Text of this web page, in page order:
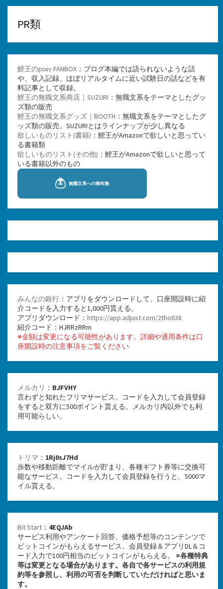
PR類
鯉王のpixiv FANBOX ：ブログ本編では語られないような話
や、収入記録、ほぼリアルタイムに近い試験日の話などを有
料記事として収録。
鯉王の無職文系商店｜SUZURI ：無職文系をテーマとしたグッ
ズ類の販売
鯉王の無職文系グッズ｜BOOTH ：無職文系をテーマとしたグ
ッズ類の販売。SUZURIとはラインナップが少し異なる
欲しいものリスト(書籍) ：鯉王がAmazonで欲しいと思ってい
る書籍類
欲しいものリスト(その他) ：鯉王がAmazonで欲しいと思って
いる書籍以外のもの
みんなの銀行 ：アプリをダウンロードして、口座開設時に紹
介コードを入力すると1,000円貰える。
アプリダウンロード： https://app.adjust.com/2tho638
紹介コード：HJRRzRRm
※金額は変更になる可能性があります。詳細や適用条件は口
座開設時の注意事項をご覧ください
メルカリ ： BJFVHY
言わずと知れたフリマサービス。コードを入力して会員登録
をすると双方に500ポイント貰える。メルカリ内以外でも利
用可能らしい。
トリマ ： 1Rj0sJ7Hd
歩数や移動距離でマイルが貯まり、各種ギフト券等に交換可
能なサービス。コードを入力して会員登録を行うと、5000マ
イル貰える。
Bit Start ： 4EQJAb
サービス利用やアンケート回答、価格予想等のコンテンツで
ビットコインがもらえるサービス。会員登録＆アプリDL＆コ
ード入力で100円相当のビットコインがもらえる。 ※各種特典
等は変更となる場合があります。各自で各サービスの利用規
約等を参照し、利用の可否を判断していただければと思いま
す。